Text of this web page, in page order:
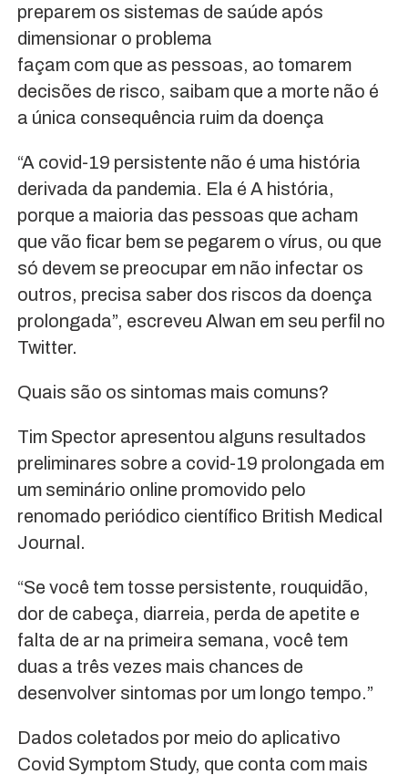
preparem os sistemas de saúde após
dimensionar o problema
façam com que as pessoas, ao tomarem
decisões de risco, saibam que a morte não é
a única consequência ruim da doença
“A covid-19 persistente não é uma história
derivada da pandemia. Ela é A história,
porque a maioria das pessoas que acham
que vão ficar bem se pegarem o vírus, ou que
só devem se preocupar em não infectar os
outros, precisa saber dos riscos da doença
prolongada”, escreveu Alwan em seu perfil no
Twitter.
Quais são os sintomas mais comuns?
Tim Spector apresentou alguns resultados
preliminares sobre a covid-19 prolongada em
um seminário online promovido pelo
renomado periódico científico British Medical
Journal.
“Se você tem tosse persistente, rouquidão,
dor de cabeça, diarreia, perda de apetite e
falta de ar na primeira semana, você tem
duas a três vezes mais chances de
desenvolver sintomas por um longo tempo.”
Dados coletados por meio do aplicativo
Covid Symptom Study, que conta com mais